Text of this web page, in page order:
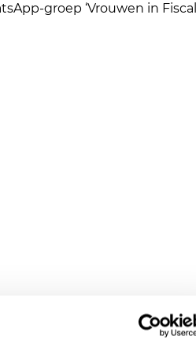
groep ‘Vrouwen in